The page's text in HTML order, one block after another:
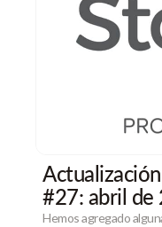
#27: abril de
Hemos agregado